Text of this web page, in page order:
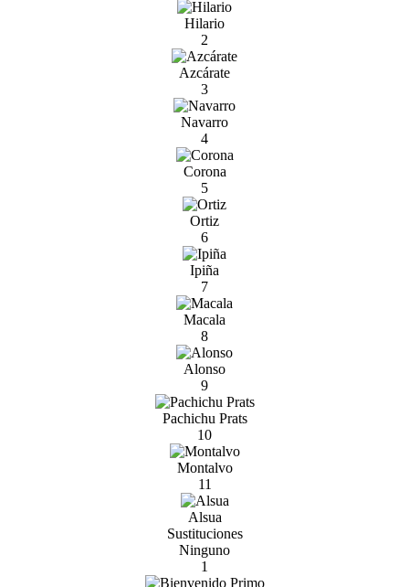
Hilario
2
Azcárate
3
Navarro
4
Corona
5
Ortiz
6
Ipiña
7
Macala
8
Alonso
9
Pachichu Prats
10
Montalvo
11
Alsua
Sustituciones
Ninguno
1